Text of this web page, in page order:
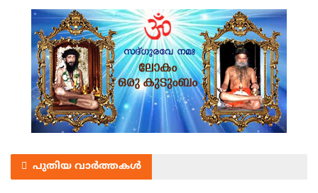
പുതിയ വാർത്തകൾ